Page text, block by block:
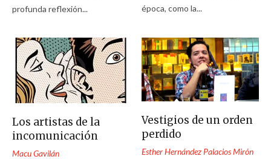
profunda reflexión...
época, como la...
Los artistas de la
incomunicación
Macu Gavilán
Vestigios de un orden
perdido
Esther Hernández Palacios Mirón